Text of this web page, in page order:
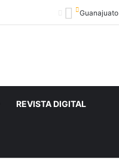
Guanajuato
REVISTA DIGITAL